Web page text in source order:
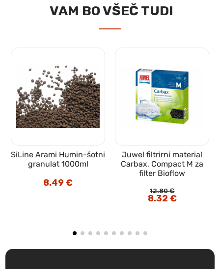
VAM BO VŠEČ TUDI
SiLine Arami Humin-šotni
granulat 1000ml
8.49€
Juwel filtrirni material
Carbax, Compact M za
filter Bioflow
12.80€
Izvirna
cena
8.32 €Trenutna
cena